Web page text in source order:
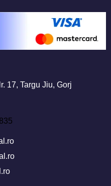
17, Targu Jiu, Gorj